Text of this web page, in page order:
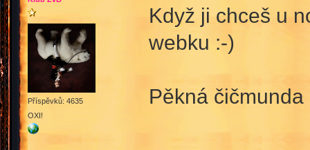
Příspěvků: 4635
OXI!
Když ji chceš u
webku :-)
Pěkná čičmunda